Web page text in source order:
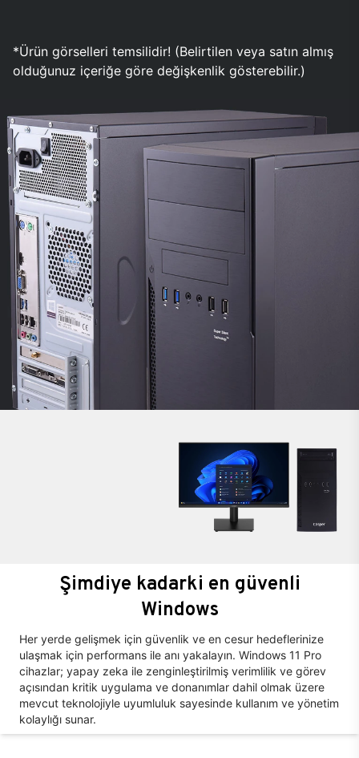
*Ürün görselleri temsilidir! (Belirtilen veya satın almış
olduğunuz içeriğe göre değişkenlik gösterebilir.)
Şimdiye kadarki en güvenli
Windows
Her yerde gelişmek için güvenlik ve en cesur hedeflerinize
ulaşmak için performans ile anı yakalayın. Windows 11 Pro
cihazlar; yapay zeka ile zenginleştirilmiş verimlilik ve görev
açısından kritik uygulama ve donanımlar dahil olmak üzere
mevcut teknolojiyle uyumluluk sayesinde kullanım ve yönetim
kolaylığı sunar.